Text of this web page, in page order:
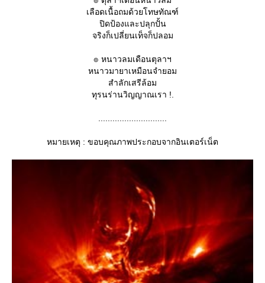
เลือดเนื้อถมด้วยโทษทัณฑ์
ปิดป้องและปลุกปั้น
จริงก็เปลี่ยนเท็จก็ปลอม
๏ หนาวลมเดือนตุลาฯ
หนาวมายาเหมือนจำยอม
สำลักเสรีล้อม
ทุรนร่านวิญญาณเรา !.
หมายเหตุ : ขอบคุณภาพประกอบจากอินเตอร์เน็ต